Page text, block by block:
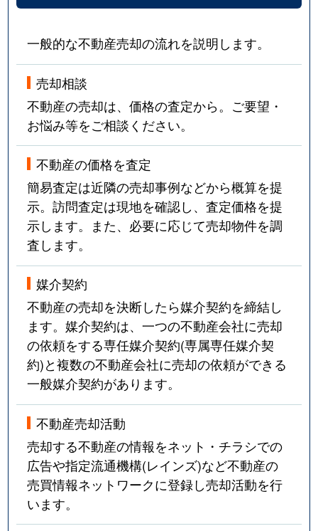
一般的な不動産売却の流れを説明します。
売却相談
不動産の売却は、価格の査定から。ご要望・
お悩み等をご相談ください。
不動産の価格を査定
簡易査定は近隣の売却事例などから概算を提
示。訪問査定は現地を確認し、査定価格を提
示します。また、必要に応じて売却物件を調
査します。
媒介契約
不動産の売却を決断したら媒介契約を締結し
ます。媒介契約は、一つの不動産会社に売却
の依頼をする専任媒介契約(専属専任媒介契
約)と複数の不動産会社に売却の依頼ができる
一般媒介契約があります。
不動産売却活動
売却する不動産の情報をネット・チラシでの
広告や指定流通機構(レインズ)など不動産の
売買情報ネットワークに登録し売却活動を行
います。